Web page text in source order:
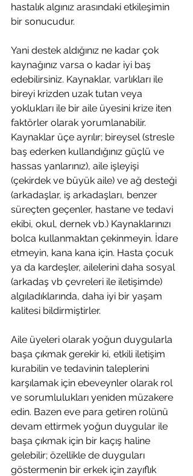
hastalık algınız arasındaki etkileşimin
bir sonucudur.
Yani destek aldığınız ne kadar çok
kaynağınız varsa o kadar iyi baş
edebilirsiniz. Kaynaklar, varlıkları ile
bireyi krizden uzak tutan veya
yoklukları ile bir aile üyesini krize iten
faktörler olarak yorumlanabilir.
Kaynaklar üçe ayrılır; bireysel (stresle
baş ederken kullandığınız güçlü ve
hassas yanlarınız), aile işleyişi
(çekirdek ve büyük aile) ve ağ desteği
(arkadaşlar, iş arkadaşları, benzer
süreçten geçenler, hastane ve tedavi
ekibi, okul, dernek vb.) Kaynaklarınızı
bolca kullanmaktan çekinmeyin. İdare
etmeyin, kana kana için. Hasta çocuk
ya da kardeşler, ailelerini daha sosyal
(arkadaş vb çevreleri ile iletişimde)
algıladıklarında, daha iyi bir yaşam
kalitesi bildirmiştirler.
Aile üyeleri olarak yoğun duygularla
başa çıkmak gerekir ki, etkili iletişim
kurabilin ve tedavinin taleplerini
karşılamak için ebeveynler olarak rol
ve sorumlulukları yeniden müzakere
edin. Bazen eve para getiren rolünü
devam ettirmek yoğun duygular ile
başa çıkmak için bir kaçış haline
gelebilir; özellikle de duyguları
göstermenin bir erkek için zayıflık